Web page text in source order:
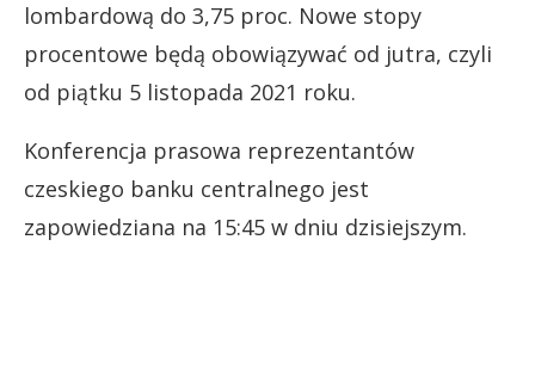
lombardową do 3,75 proc. Nowe stopy
procentowe będą obowiązywać od jutra, czyli
od piątku 5 listopada 2021 roku.
Konferencja prasowa reprezentantów
czeskiego banku centralnego jest
zapowiedziana na 15:45 w dniu dzisiejszym.